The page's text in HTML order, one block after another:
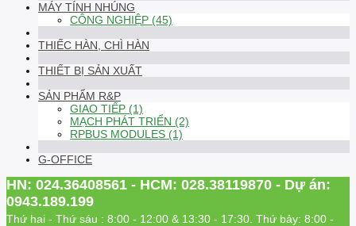
MÁY TÍNH NHÚNG
CÔNG NGHIỆP (45)
THIẾC HÀN, CHÌ HÀN
THIẾT BỊ SẢN XUẤT
SẢN PHẨM R&P
GIAO TIẾP (1)
MẠCH PHÁT TRIỂN (2)
RPBUS MODULES (1)
G-OFFICE
HN: 024.36408561 - HCM: 028.38119870 - Dự án:
0943.189.199
Thứ hai - Thứ sáu : 8:00 - 12:00 & 13:30 - 17:30. Thứ bảy: 8:00 -